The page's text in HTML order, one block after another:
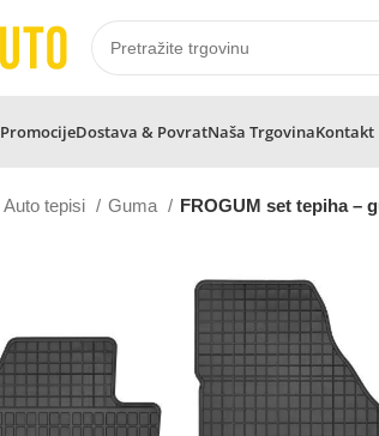
PromocijeDostava & PovratNaša TrgovinaKontakt
Auto tepisi Guma FROGUM set tepiha –